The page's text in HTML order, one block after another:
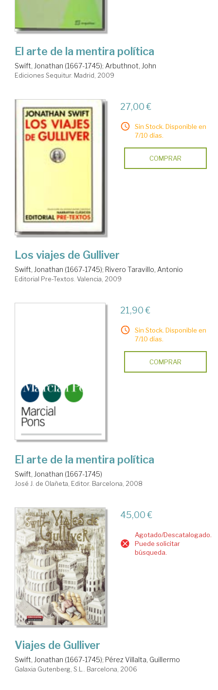
El arte de la mentira política
Swift, Jonathan (1667-1745); Arbuthnot, John
Ediciones Sequitur. Madrid, 2009
27,00 €
Sin Stock. Disponible en
7/10 días.
COMPRAR
Los viajes de Gulliver
Swift, Jonathan (1667-1745); Rivero Taravillo, Antonio
Editorial Pre-Textos. Valencia, 2009
21,90 €
Sin Stock. Disponible en
7/10 días.
COMPRAR
El arte de la mentira política
Swift, Jonathan (1667-1745)
José J. de Olañeta, Editor. Barcelona, 2008
45,00 €
Agotado/Descatalogado.
Puede solicitar
búsqueda.
Viajes de Gulliver
Swift, Jonathan (1667-1745); Pérez Villalta, Guillermo
Galaxia Gutenberg, S.L.. Barcelona, 2006